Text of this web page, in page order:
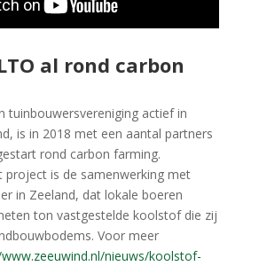
al rond carbon
tuinbouwersvereniging actief in
is in 2018 met een aantal partners
rond carbon farming.
project is de samenwerking met
in Zeeland, dat lokale boeren
ton vastgestelde koolstof die zij
Voor meer
nieuws/koolstof-